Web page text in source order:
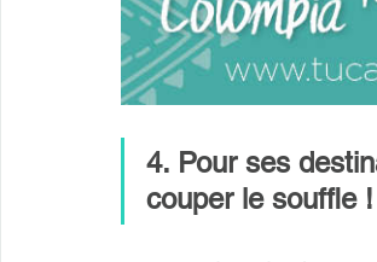
4. Pour ses
couper le souffle !